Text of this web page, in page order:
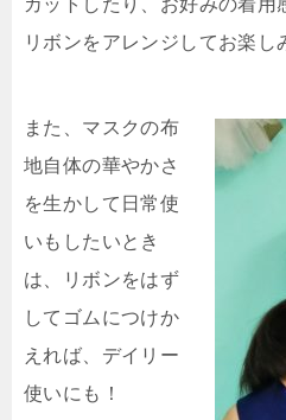
カットしたり、お好みの着用
リボンをアレンジしてお楽し
また、マスクの布
地自体の華やかさ
を生かして日常使
いもしたいとき
は、リボンをはず
してゴムにつけか
えれば、デイリー
使いにも！